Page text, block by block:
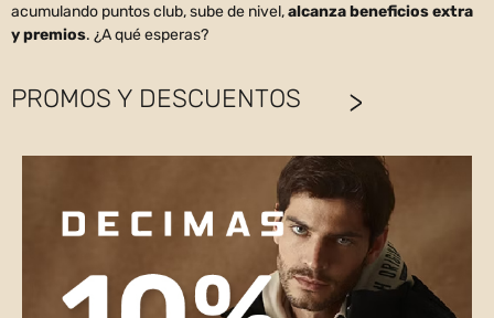
acumulando puntos club, sube de nivel,alcanza beneficios extra
y premios. ¿A qué esperas?
PROMOS Y DESCUENTOS